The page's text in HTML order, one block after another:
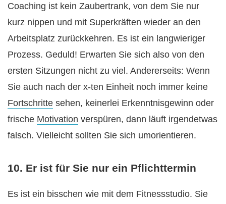
Coaching ist kein Zaubertrank, von dem Sie nur
kurz nippen und mit Superkräften wieder an den
Arbeitsplatz zurückkehren. Es ist ein langwieriger
Prozess. Geduld! Erwarten Sie sich also von den
ersten Sitzungen nicht zu viel. Andererseits: Wenn
Sie auch nach der x-ten Einheit noch immer keine
Fortschritte sehen, keinerlei Erkenntnisgewinn oder
frische Motivation verspüren, dann läuft irgendetwas
falsch. Vielleicht sollten Sie sich umorientieren.
10. Er ist für Sie nur ein Pflichttermin
Es ist ein bisschen wie mit dem Fitnessstudio. Sie